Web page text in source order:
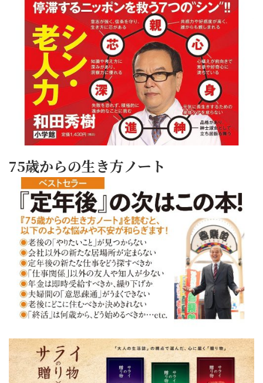
75歳からの生き方ノート